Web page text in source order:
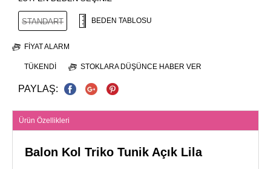
STANDART BEDEN TABLOSU
FIYAT ALARM
TÜKENDI STOKLARA DÜŞÜNCE HABER VER
PAYLAŞ:
Ürün Özellikleri
Balon Kol Triko Tunik Açık Lila